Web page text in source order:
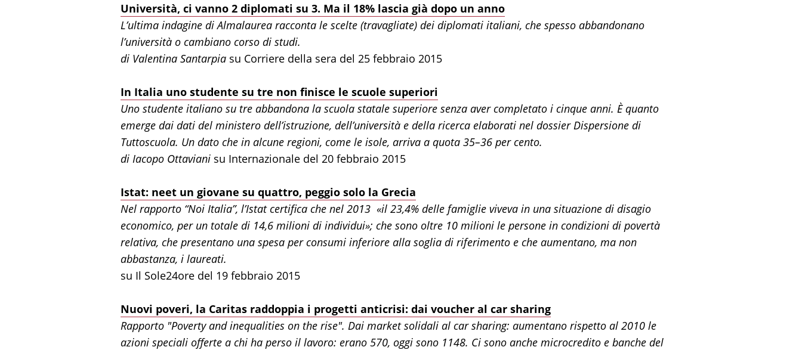
Università, ci vanno 2 diplomati su 3. Ma il 18% lascia già dopo un anno
L’ultima indagine di Almalaurea racconta le scelte (travagliate) dei diplomati italiani, che spesso abbandonano
l’università o cambiano corso di studi.
di Valentina Santarpiasu Corriere della sera del 25 febbraio 2015
In Italia uno studente su tre non finisce le scuole superiori
Uno studente italiano su tre abbandona la scuola statale superiore senza aver completato i cinque anni. È quanto
emerge dai dati del ministero dell’istruzione, dell’università e della ricerca elaborati nel dossier Dispersione di
Tuttoscuola. Un dato che in alcune regioni, come le isole, arriva a quota 35–36 per cento.
di Iacopo Ottavianisu Internazionale del 20 febbraio 2015
Istat: neet un giovane su quattro, peggio solo la Grecia
Nel rapporto “Noi Italia”, l’Istat certifica che nel 2013 «il 23,4% delle famiglie viveva in una situazione di disagio
economico, per un totale di 14,6 milioni di individui»; che sono oltre 10 milioni le persone in condizioni di povertà
relativa, che presentano una spesa per consumi inferiore alla soglia di riferimento e che aumentano, ma non
abbastanza, i laureati.
su Il Sole24ore del 19 febbraio 2015
Nuovi poveri, la Caritas raddoppia i progetti anticrisi: dai voucher al car sharing
Rapporto "Poverty and inequalities on the rise". Dai market solidali al car sharing: aumentano rispetto al 2010 le
azioni speciali offerte a chi ha perso il lavoro: erano 570, oggi sono 1148. Ci sono anche microcredito e banche del